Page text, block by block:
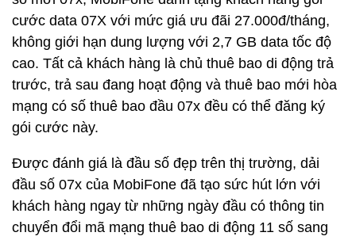
cước data 07X với mức giá ưu đãi 27.000đ/tháng,
không giới hạn dung lượng với 2,7 GB data tốc độ
cao. Tất cả khách hàng là chủ thuê bao di động trả
trước, trả sau đang hoạt động và thuê bao mới hòa
mạng có số thuê bao đầu 07x đều có thể đăng ký
gói cước này.
Được đánh giá là đầu số đẹp trên thị trường, dải
đầu số 07x của MobiFone đã tạo sức hút lớn với
khách hàng ngay từ những ngày đầu có thông tin
chuyển đổi mã mạng thuê bao di động 11 số sang